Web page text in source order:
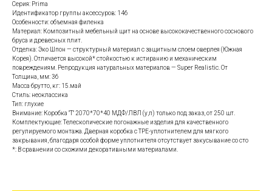
Серия: Prima
Идентификатор группы аксессуров: 146
Особенности: объемная филенка
Материал: Композитный мебельный щит на основе высококачественного соснового
бруса и древесных плит.
Отделка: Эко Шпон — структурный материал с защитным слоем оверлея (Южная
Корея). Отличается высокой* стойкостью к истиранию и механическим
повреждениям. Репродукция натуральных материалов — Super Realistic. От
Толщина, мм: 36
Масса брутто, кг: 15.май
Стиль: неоклассика
Тип: глухие
Внимание: Коробка "Т" 2070*70*40 МДФ/ЛВЛ (у,п) только под заказ, от 250 шт.
Комплектующие: Телескопические погонажные изделия для качественного
регулируемого монтажа. Дверная коробка с TPE-уплотнителем для мягкого
закрывания, благодаря особой форме уплотнителя отсутствует закусывание со сто
*: В сравнении со схожими декоративными материалами.